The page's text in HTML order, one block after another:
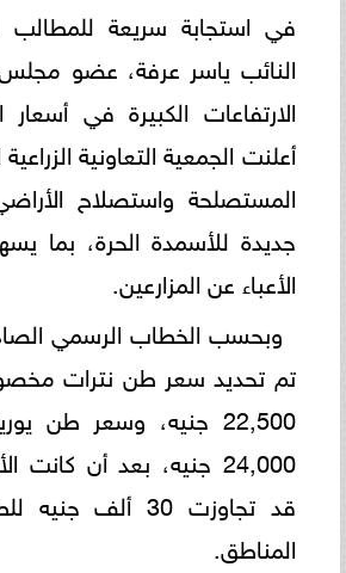
في استجابة سريعة للمطالب
النائب ياسر عرفة، عضو
الارتفاعات الكبيرة في أسعار
أعلنت الجمعية التعاونية
المستصلحة واستصلاح
جديدة للأسمدة الحرة، بما
الأعباء عن المزارعين.
وبحسب الخطاب الرسمي
24,000 جنيه، بعد أن كانت
قد تجاوزت 30
المناطق.